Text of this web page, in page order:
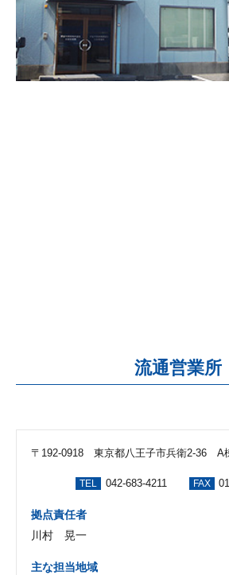
流通営業所
〒192-0918 東京都八王子市兵衛2-36 A
TEL 042-683-4211 FAX
拠点責任者
川村 晃一
主な担当地域